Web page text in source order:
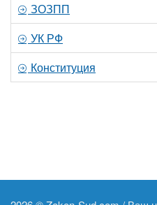
ЗОЗПП
УК РФ
Конституция